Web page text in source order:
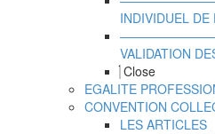
INDIVIDUEL DE
VALIDATION
Close
EGALITE
CONVENTION
LES ARTICLES